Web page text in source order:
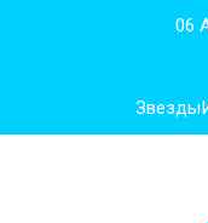
06
Звезды